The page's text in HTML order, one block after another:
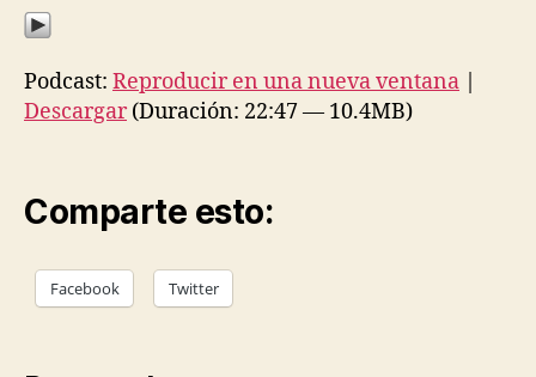
Podcast: Reproducir en una nueva ventana |
Descargar(Duración: 22:47 — 10.4MB)
Comparte esto:
Facebook Twitter